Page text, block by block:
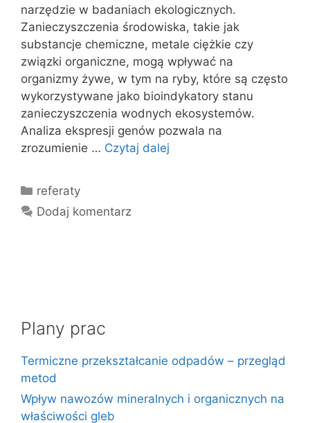
narzędzie w badaniach ekologicznych.
Zanieczyszczenia środowiska, takie jak
substancje chemiczne, metale ciężkie czy
związki organiczne, mogą wpływać na
organizmy żywe, w tym na ryby, które są często
wykorzystywane jako bioindykatory stanu
zanieczyszczenia wodnych ekosystemów.
Analiza ekspresji genów pozwala na
zrozumienie … Czytaj dalej
Kategorie
referaty
Dodaj komentarz
Plany prac
Termiczne przekształcanie odpadów – przegląd
metod
Wpływ nawozów mineralnych i organicznych na
właściwości gleb